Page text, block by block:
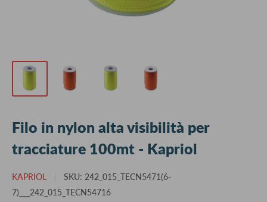
Filo in nylon alta visibilità per
tracciature 100mt - Kapriol
KAPRIOL SKU: 242_015_TECN5471(6-
7)___242_015_TECN54716